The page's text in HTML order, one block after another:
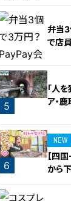
2
3
4
弁当3
で店
5
「人
ア・
6
NEW
【四
から
ブ⑳